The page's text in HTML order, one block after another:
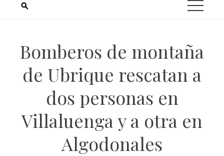
Bomberos de montaña
de Ubrique rescatan a
dos personas en
Villaluenga y a otra en
Algodonales